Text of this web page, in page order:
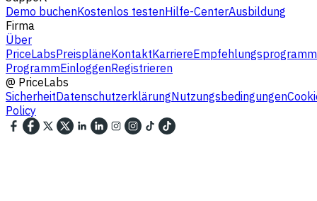
Demo buchenKostenlos testenHilfe-CenterAusbildung
Firma
Über
PriceLabsPreispläneKontaktKarriereEmpfehlungsprogramm
ProgrammEinloggenRegistrieren
@ PriceLabs
SicherheitDatenschutzerklärungNutzungsbedingungen
Policy